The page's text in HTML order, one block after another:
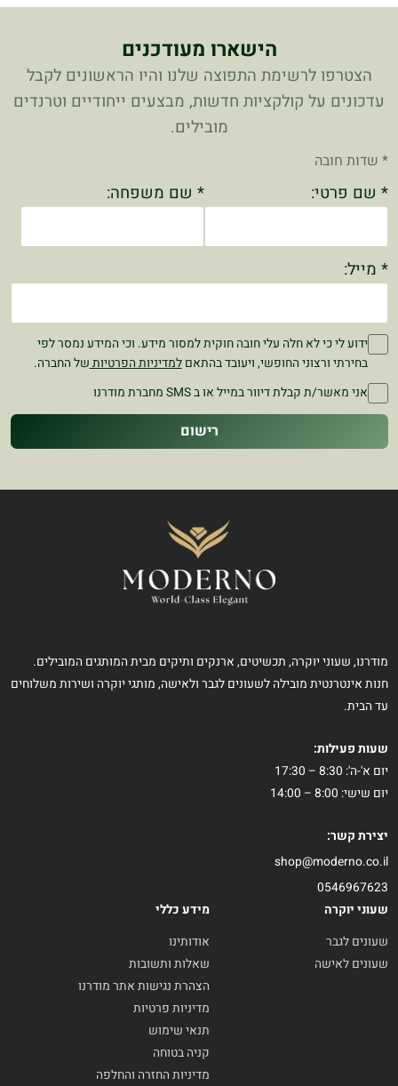
הישארו מעודכנים
הצטרפו לרשימת התפוצה שלנו והיו הראשונים לקבל
עדכונים על קולקציות חדשות, מבצעים ייחודיים וטרנדים
מובילים.
* שדות חובה
* שם פרטי: * שם משפחה:
* מייל:
ידוע לי כי לא חלה עלי חובה חוקית למסור מידע. וכי המידע נמסר לפי
בחירתי ורצוני החופשי, ויעובד בהתאםלמדיניות הפרטיות של החברה.
אני מאשר/ת קבלת דיוור במייל או ב SMS מחברת מודרנו
רישום
מודרנו, שעוני יוקרה, תכשיטים, ארנקים ותיקים מבית המותגים המובילים.
חנות אינטרנטית מובילה לשעונים לגבר ולאישה, מותגי יוקרה ושירות משלוחים
עד הבית.
שעות פעילות:
יום א'-ה': 8:30 – 17:30
יום שישי: 8:00 – 14:00
יצירת קשר:
shop@moderno.co.il
0546967623
שעוני יוקרה
שעונים לגבר
שעונים לאישה
מידע כללי
אודותינו
שאלות ותשובות
הצהרת נגישות אתר מודרנו
מדיניות פרטיות
תנאי שימוש
קניה בטוחה
מדיניות החזרה והחלפה